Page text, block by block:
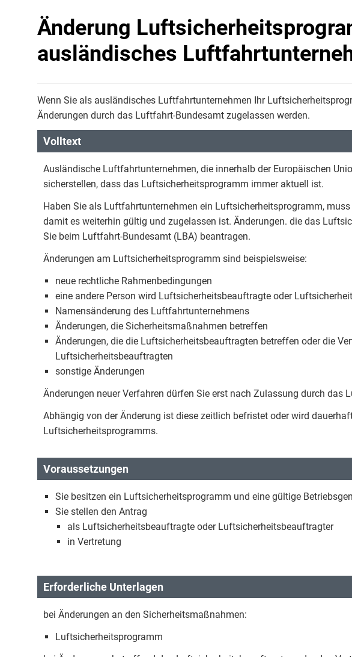
Änderung
ausländisches
Wenn Sie als ausländisches Luftfahrtunternehmen Ihr
Änderungen durch das Luftfahrt-Bundesamt zugelassen werden.
Volltext
Ausländische Luftfahrtunternehmen, die innerhalb der Europäischen
sicherstellen, dass das Luftsicherheitsprogramm immer aktuell ist.
Haben Sie als Luftfahrtunternehmen ein Luftsicherheitsprogramm,
damit es weiterhin gültig und zugelassen ist. Änderungen. die das
Sie beim Luftfahrt-Bundesamt (LBA) beantragen.
Änderungen am Luftsicherheitsprogramm sind beispielsweise:
neue rechtliche Rahmenbedingungen
eine andere Person wird Luftsicherheitsbeauftragte oder
Namensänderung des Luftfahrtunternehmens
Änderungen, die Sicherheitsmaßnahmen betreffen
Änderungen, die die Luftsicherheitsbeauftragten betreffen oder die
Luftsicherheitsbeauftragten
sonstige Änderungen
Änderungen neuer Verfahren dürfen Sie erst nach Zulassung durch das
Abhängig von der Änderung ist diese zeitlich befristet oder wird
Luftsicherheitsprogramms.
Voraussetzungen
Sie besitzen ein Luftsicherheitsprogramm und eine gültige
Sie stellen den Antrag
als Luftsicherheitsbeauftragte oder Luftsicherheitsbeauftragter
in Vertretung
Erforderliche Unterlagen
bei Änderungen an den Sicherheitsmaßnahmen:
Luftsicherheitsprogramm